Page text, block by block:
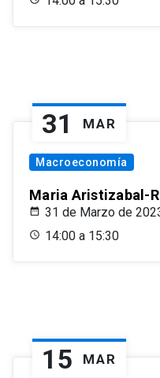
31 MAR
Macroeconomía
Maria Aristizabal-
31 de Marzo de
14:00 a 15:30
15 MAR